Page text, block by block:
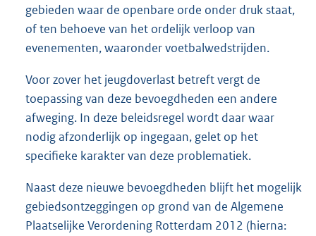
gebieden waar de openbare orde onder druk staat,
of ten behoeve van het ordelijk verloop van
evenementen, waaronder voetbalwedstrijden.
Voor zover het jeugdoverlast betreft vergt de
toepassing van deze bevoegdheden een andere
afweging. In deze beleidsregel wordt daar waar
nodig afzonderlijk op ingegaan, gelet op het
specifieke karakter van deze problematiek.
Naast deze nieuwe bevoegdheden blijft het mogelijk
gebiedsontzeggingen op grond van de Algemene
Plaatselijke Verordening Rotterdam 2012 (hierna: